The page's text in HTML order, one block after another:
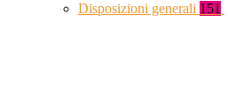
Disposizioni generali 151